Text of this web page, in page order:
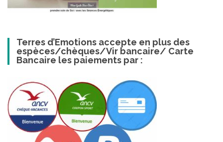
Terres d’Emotions accepte en plus des
espèces/chèques/Vir bancaire/ Carte
Bancaire les paiements par :